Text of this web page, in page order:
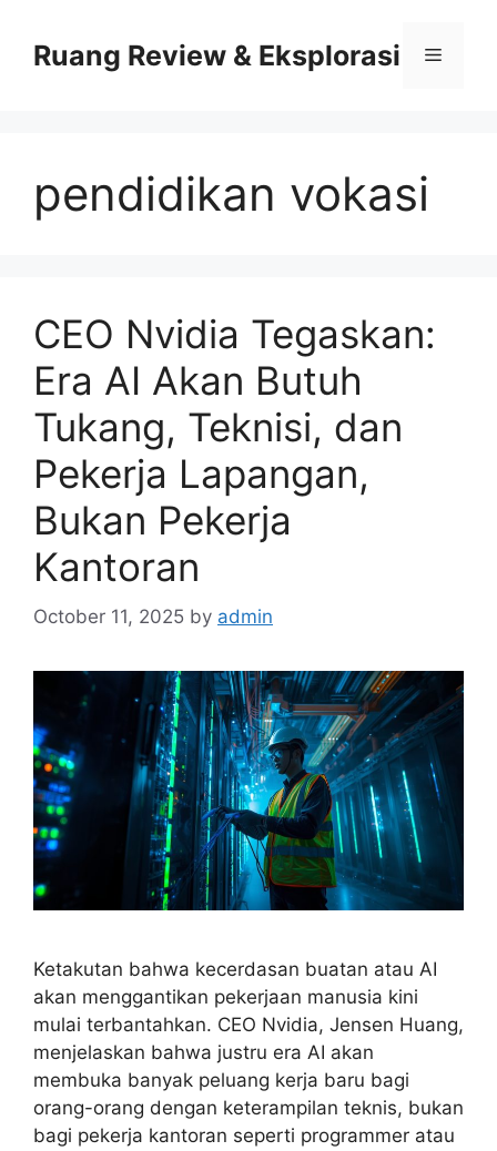
contentRuang Review & Eksplorasi Menu
pendidikan vokasi
CEO Nvidia Tegaskan:
Era AI Akan Butuh
Tukang, Teknisi, dan
Pekerja Lapangan,
Bukan Pekerja
Kantoran
October 11, 2025 by admin
Ketakutan bahwa kecerdasan buatan atau AI
akan menggantikan pekerjaan manusia kini
mulai terbantahkan. CEO Nvidia, Jensen Huang,
menjelaskan bahwa justru era AI akan
membuka banyak peluang kerja baru bagi
orang-orang dengan keterampilan teknis, bukan
bagi pekerja kantoran seperti programmer atau